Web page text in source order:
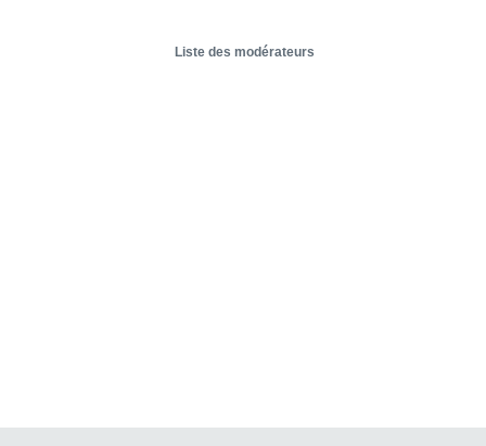
Liste des modérateurs